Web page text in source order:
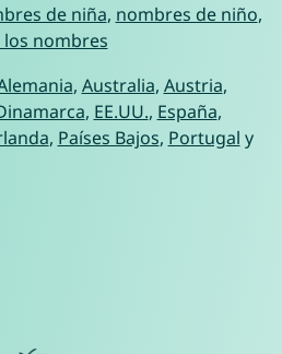
de niña, nombres de niño,
nombres
, Australia, Austria,
, EE.UU., España,
, Países Bajos, Portugal y